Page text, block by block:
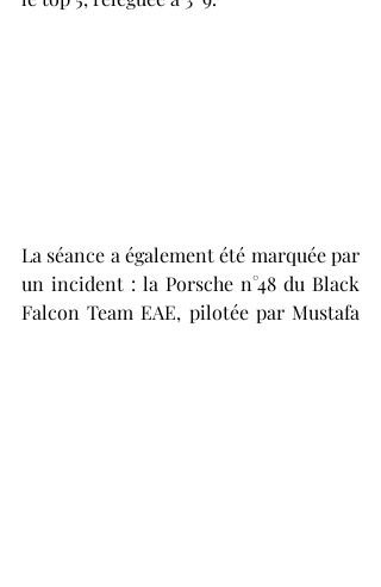
La séance a également été marquée par
un incident : la Porsche n°48 du Black
Falcon Team EAE, pilotée par Mustafa